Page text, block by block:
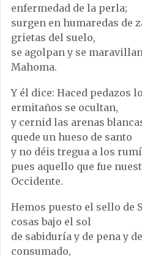
enfermedad de la perla;
surgen en humaredas de
grietas del suelo,
se agolpan y se
Mahoma.
Y él dice: Haced pedazos
ermitaños se ocultan,
y cernid las arenas
quede un hueso de santo
y no déis tregua a los
pues aquello que fue
Occidente.
Hemos puesto el sello de
cosas bajo el sol
de sabiduría y de pena y
consumado,